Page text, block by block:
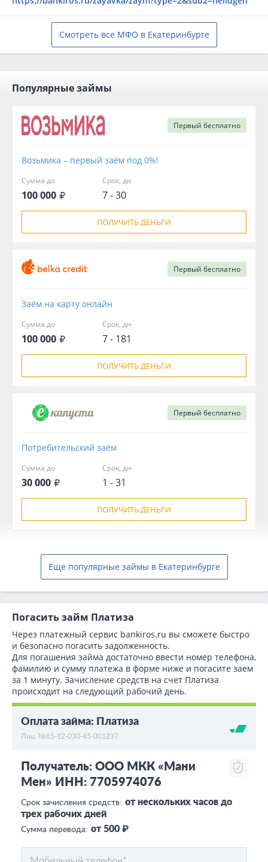
Смотреть все МФО в Екатеринбурге
Популярные займы
Первый бесплатно
Возьмика – первый заём под 0%!
Сумма до
100 000
Срок, дн
7 - 30
ПОЛУЧИТЬ ДЕНЬГИ
Первый бесплатно
Заём на карту онлайн
Сумма до
100 000
Срок, дн
7 - 181
ПОЛУЧИТЬ ДЕНЬГИ
Первый бесплатно
Потребительский заём
Сумма до
30 000
Срок, дн
1 - 31
ПОЛУЧИТЬ ДЕНЬГИ
Еще популярные займы в Екатеринбурге
Погасить займ Платиза
Через платежный сервис bаnkiros.ru вы сможете быстро
и безопасно погасить задолженность.
Для погашения займа достаточно ввести номер телефона,
фамилию и сумму платежа в форме ниже и погасите заем
за 1 минуту. Зачисление средств на счет Платиза
происходит на следующий рабочий день.